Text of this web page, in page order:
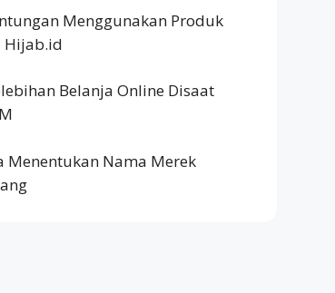
Menggunakan Produk
Hijab.id
Belanja Online Disaat
Menentukan Nama Merek